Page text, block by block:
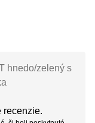
hnedo/zelený s
recenzie.